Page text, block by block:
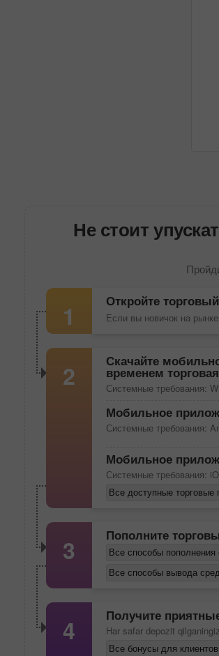
Не стоит
1 Откройте
Если вы новичок на
2 Скачайте
временем
Системные требования:
Мобильное
Системные требования:
Мобильное
Системные требования:
Все доступные
3 Пополните
Все способы пополнения
Все способы вывода
4 Получите
Har safar depozit
Все бонусы для